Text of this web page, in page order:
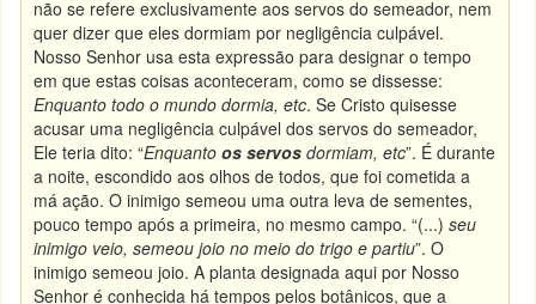
não se refere exclusivamente aos servos do semeador, nem
quer dizer que eles dormiam por negligência culpável.
Nosso Senhor usa esta expressão para designar o tempo
em que estas coisas aconteceram, como se dissesse:
Enquanto todo o mundo dormia, etc. Se Cristo quisesse
acusar uma negligência culpável dos servos do semeador,
Ele teria dito: “Enquantoos servos dormiam, etc”. É durante
a noite, escondido aos olhos de todos, que foi cometida a
má ação. O inimigo semeou uma outra leva de sementes,
pouco tempo após a primeira, no mesmo campo. “(...)seu
inimigo veio, semeou joio no meio do trigo e partiu”. O
inimigo semeou joio. A planta designada aqui por Nosso
Senhor é conhecida há tempos pelos botânicos, que a